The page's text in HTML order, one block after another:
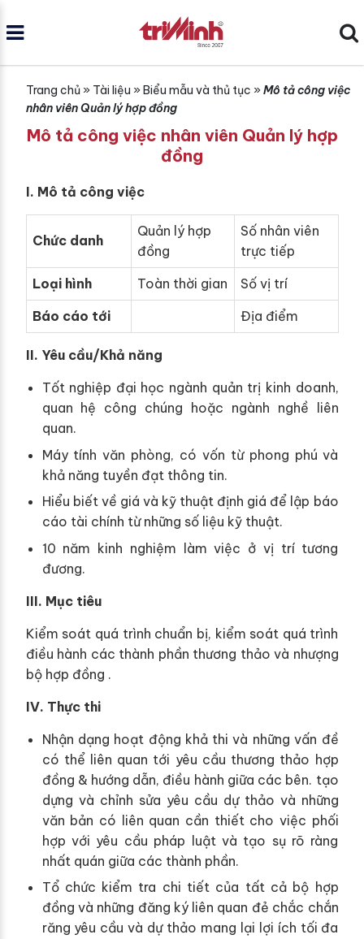
Trang chủ» Tài liệu » Biểu mẫu và thủ tục » Mô tả công việc
nhân viên Quản lý hợp đồng
Mô tả công việc nhân viên Quản lý hợp
đồng
I. Mô tả công việc
Chức danh
Quản lý hợp
đồng
Số nhân viên
trực tiếp
Loại hình
Toàn thời gian
Số vị trí
Báo cáo tới
Địa điểm
II. Yêu cầu/Khả năng
Tốt nghiệp đại học ngành quản trị kinh doanh,
quan hệ công chúng hoặc ngành nghề liên
quan.
Máy tính văn phòng, có vốn từ phong phú và
khả năng tuyền đạt thông tin.
Hiểu biết về giá và kỹ thuật định giá để lập báo
cáo tài chính từ những số liệu kỹ thuật.
10 năm kinh nghiệm làm việc ở vị trí tương
đương.
III. Mục tiêu
Kiểm soát quá trình chuẩn bị, kiểm soát quá trình
điều hành các thành phần thương thảo và nhượng
bộ hợp đồng .
IV. Thực thi
Nhận dạng hoạt động khả thi và những vấn đề
có thể liên quan tới yêu cầu thương thảo hợp
đồng & hướng dẫn, điều hành giữa các bên. tạo
dựng và chỉnh sửa yêu cầu dự thảo và những
văn bản có liên quan cần thiết cho việc phối
hợp với yêu cầu pháp luật và tạo sụ rõ ràng
nhất quán giữa các thành phần.
Tổ chức kiểm tra chi tiết của tất cả bộ hợp
đồng và những đăng ký liên quan đẻ chắc chắn
răng yêu cầu và dự thảo mang lại lợi ích tối đa